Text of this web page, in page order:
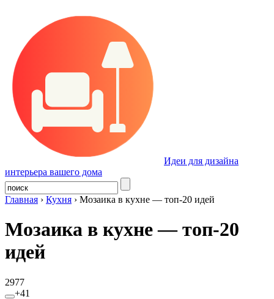
Идеи для дизайна
интерьера вашего дома
Главная › Кухня › Мозаика в кухне — топ-20 идей
Мозаика в кухне — топ-20
идей
2977
+41